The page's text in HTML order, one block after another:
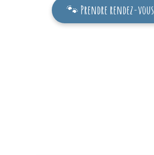
🐾 Prendre rendez-vous